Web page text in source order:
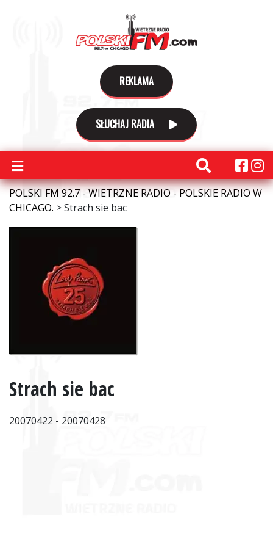
REKLAMA
SŁUCHAJ RADIA
POLSKI FM 92.7 - WIETRZNE RADIO - POLSKIE RADIO W
CHICAGO. >Strach sie bac
Strach sie bac
20070422 - 20070428